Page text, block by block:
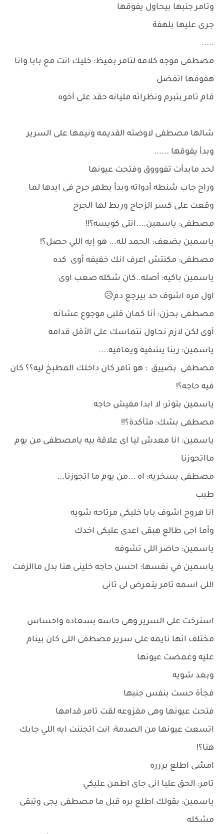
وتامر جنبها بيحاول يفوقها
جرى عليها بلهفة
.....
مصطفى موجه كلامه لتامر بغيظ: خليك انت مع بابا وانا
هفوقها اتفضل
قام تامر بتبرم ونظراته مليانه حقد على أخوه
شالها مصطفى لاوضته القديمه ونيمها على السرير
وبدأ يفوقها ......
لحد مابدأت تفوووق وفتحت عيونها
وراح جاب شنطه أدواته وبدأ يطهر جرح فى ايدها لما
وقعت على كسر الزجاج وربط لها الجرح
مصطفى: ياسمين....انتى كويسه؟!!
ياسمين بضعف: الحمد لله... هو إيه اللي حصل؟!
مصطفى: مكنتش اعرف انك خفيفه أوى كده
ياسمين باكيه: أصله..كان شكله صعب اوى
اول مره اشوف حد بيرجع دم😥
مصطفى بحزن: أنا كمان قلبى موجوع عشانه
أوى لكن لازم نحاول نتماسك على الأقل قدامه
ياسمين: ربنا يشفيه ويعافيه....
مصطفى بضييق : هو تامر كان داخلك المطبخ ليه؟؟ كان
فيه حاجه؟!
ياسمين بتوتر: لا ابدا مفيش حاجه
مصطفى بشك: متأكدة؟!!
ياسمين: انا معدش ليا اى علاقة بيه يامصطفى من يوم
مااتجوزنا
مصطفى بسخريه: اه ...من يوم ما اتجوزنا...
طيب
انا هروح اشوف بابا خليكى مرتاحه شويه
وأما اجى طالع هبقى اعدى عليكى اخدك
ياسمين: حاضر اللى تشوفه
ياسمين في نفسها: احسن حاجه خلينى هنا بدل ماالزفت
اللى اسمه تامر يتعرض لى تانى
استرخت على السرير وهى حاسه بسعاده واحساس
مختلف انها نايمه على سرير مصطفى اللى كان بينام
عليه وغمضت عيونها
وبعد شويه
فجأة حست بنفس جنبها
فتحت عيونها وهى مفزوعه لقت تامر قدامها
اتسعت عيونها من الصدمة: انت اتجننت ايه اللي جابك
هنا؟!
امشى اطلع بررره
تامر: الحق عليا انى جاى اطمن عليكي
ياسمين: بقولك اطلع بره قبل ما مصطفى يجى وتبقى
مشكله